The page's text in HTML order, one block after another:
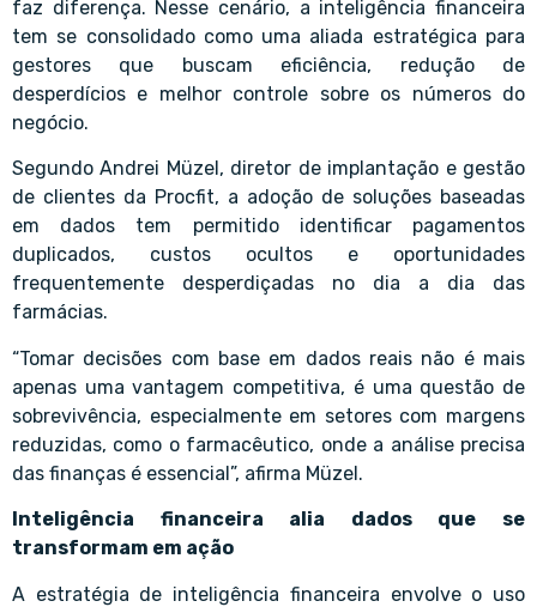
faz diferença. Nesse cenário, a inteligência financeira
tem se consolidado como uma aliada estratégica para
gestores que buscam eficiência, redução de
desperdícios e melhor controle sobre os números do
negócio.
Segundo Andrei Müzel, diretor de implantação e gestão
de clientes da Procfit, a adoção de soluções baseadas
em dados tem permitido identificar pagamentos
duplicados, custos ocultos e oportunidades
frequentemente desperdiçadas no dia a dia das
farmácias.
“Tomar decisões com base em dados reais não é mais
apenas uma vantagem competitiva, é uma questão de
sobrevivência, especialmente em setores com margens
reduzidas, como o farmacêutico, onde a análise precisa
das finanças é essencial”, afirma Müzel.
Inteligência financeira alia dados que se
transformam em ação
A estratégia de inteligência financeira envolve o uso